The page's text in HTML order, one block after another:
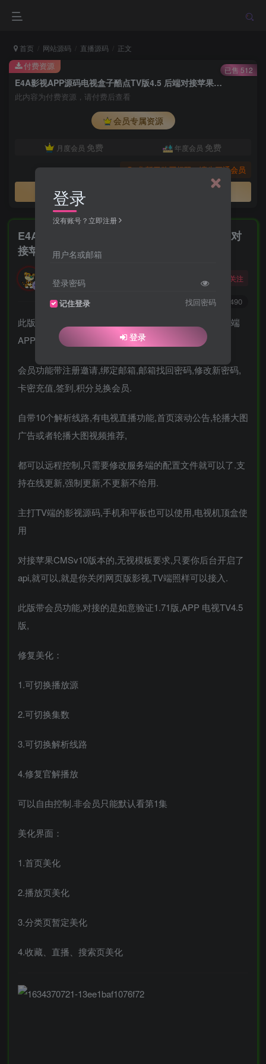
首页 网站源码 直播源码 正文
E4A影视APP源码电视盒子酷点TV版4.5 后端对接苹果cms
此内容为付费资源，请付费后查看
会员专属资源
月度会员 免费 年度会员 免费
您暂无购买权限，请先开通会员
付费资源 已售 512
E4A影视APP源码电视盒子酷点TV版4.5 后端对
接苹果cms
酒醒只在花前坐，酒醉还来花下眠。
关注
0 194 490
此版带会员功能,对接的是 如意验证1.71版+苹果cms后端
APP 电视TV4.5版,
会员功能带注册邀请,绑定邮箱,邮箱找回密码,修改新密码,
卡密充值,签到,积分兑换会员.
自带10个解析线路,有电视直播功能,首页滚动公告,轮播大图
广告或者轮播大图视频推荐,
都可以远程控制,只需要修改服务端的配置文件就可以了.支
持在线更新,强制更新,不更新不给用.
主打TV端的影视源码,手机和平板也可以使用,电视机顶盒使
用
对接苹果CMSv10版本的,无视模板要求,只要你后台开启了
api,就可以,就是你关闭网页版影视,TV端照样可以接入.
此版带会员功能,对接的是如意验证1.71版,APP 电视TV4.5
版,
修复美化：
1.可切换播放源
2.可切换集数
3.可切换解析线路
4.修复官解播放
可以自由控制.非会员只能默认看第1集
美化界面：
1.首页美化
2.播放页美化
3.分类页暂定美化
4.收藏、直播、搜索页美化
登录
没有账号？立即注册
用户名或邮箱
登录密码
记住登录 找回密码
登录